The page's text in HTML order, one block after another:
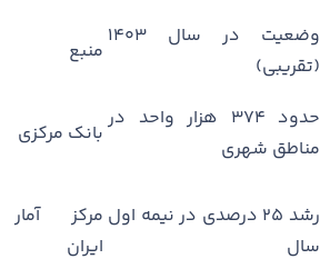
وضعیت در سال ۱۴۰۳
(تقریبی)
منبع
حدود ۳۷۴ هزار واحد در
مناطق شهری
بانک مرکزی
رشد ۲۵ درصدی در نیمه اول
سال
مرکز آمار
ایران